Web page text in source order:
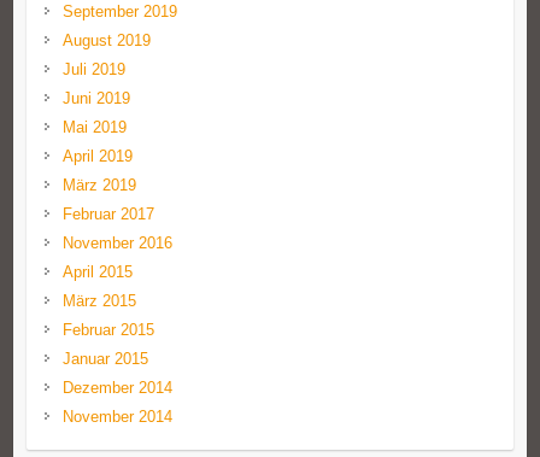
September 2019
August 2019
Juli 2019
Juni 2019
Mai 2019
April 2019
März 2019
Februar 2017
November 2016
April 2015
März 2015
Februar 2015
Januar 2015
Dezember 2014
November 2014